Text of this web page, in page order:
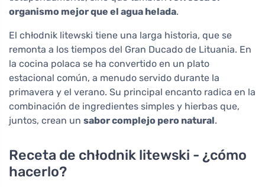
organismo mejor que el agua helada.
El chłodnik litewski tiene una larga historia, que se
remonta a los tiempos del Gran Ducado de Lituania. En
la cocina polaca se ha convertido en un plato
estacional común, a menudo servido durante la
primavera y el verano. Su principal encanto radica en la
combinación de ingredientes simples y hierbas que,
juntos, crean un sabor complejo pero natural.
Receta de chłodnik litewski - ¿cómo
hacerlo?